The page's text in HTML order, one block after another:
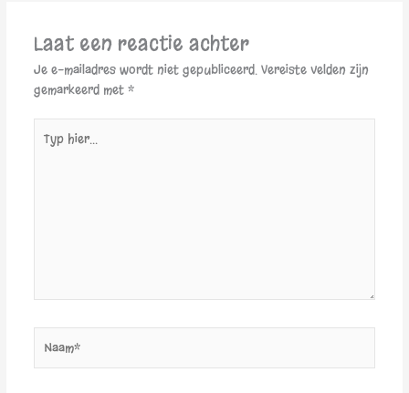
Laat een reactie achter
Je e-mailadres wordt niet gepubliceerd. Vereiste velden zijn
gemarkeerd met *
hier...